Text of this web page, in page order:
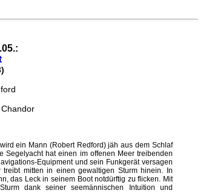
ein Mann (Robert Redford) jäh aus dem Schlaf
Segelyacht hat einen im offenen Meer treibenden
Equipment und sein Funkgerät versagen
mitten in einen gewaltigen Sturm hinein. In
das Leck in seinem Boot notdürftig zu flicken. Mit
dank seiner seemännischen Intuition und